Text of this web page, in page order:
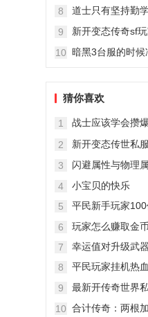
8
道士只有坚持勤
9
新开变态传奇sf
10 暗黑3台服的时
猜你喜欢
1
战士应该学会攒
2
新开变态传世私
3
闪避属性与物理
4
小宝贝的快乐
5
平民新手玩家
6
玩家怎么赚取金
7
幸运值对升级武
8
平民玩家挂机热
9
最新开传奇世界
10 合计传奇：两根